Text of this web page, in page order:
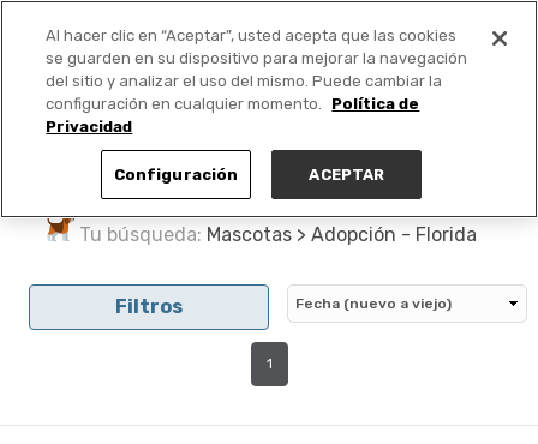
PUBLICA GRATIS +
Tu búsqueda: Mascotas > Adopción - Florida
Filtros
1
Al hacer clic en “Aceptar”, usted acepta que las cookies
se guarden en su dispositivo para mejorar la navegación
del sitio y analizar el uso del mismo. Puede cambiar la
configuración en cualquier momento.
Política de
Privacidad
Configuración ACEPTAR